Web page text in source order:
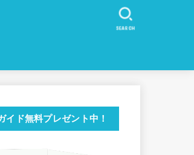
SEARCH
イド無料プレゼント中！